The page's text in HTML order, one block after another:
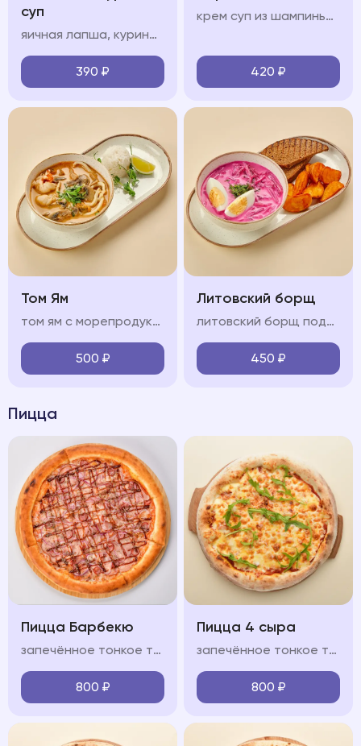
суп
яичная лапша, куриный бульон, филе цыпленка, куриное яйцо, зелень
390 ₽
крем суп из шампиньонов, сливки, чеснок, ухарики
420 ₽
Том Ям
том ям с морепродуктами на кокосовом молоке с кальмарами, креветкой, мидиями, грибами шиитаке и шампиньонами, подается с рисом
500 ₽
Литовский борщ
литовский борщ подается картофелем спайс и черным хлебом
450 ₽
Пицца
Пицца Барбекю
запечённое тонкое тесто, свиной окорок, охотничьи колбасками, бекон, лук красный, фирменный соус "BBQ", моцарелла, красный соус
800 ₽
Пицца 4 сыра
запечённое тонкое тесто, сыр моцарелла, пармезан, горгонзола, доблю, фирменный соус, оливковое масло
800 ₽